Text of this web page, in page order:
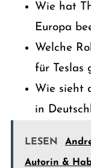
Wie hat
Europa
Welche
für Teslas
Wie sieht
in
LESEN
Autorin &